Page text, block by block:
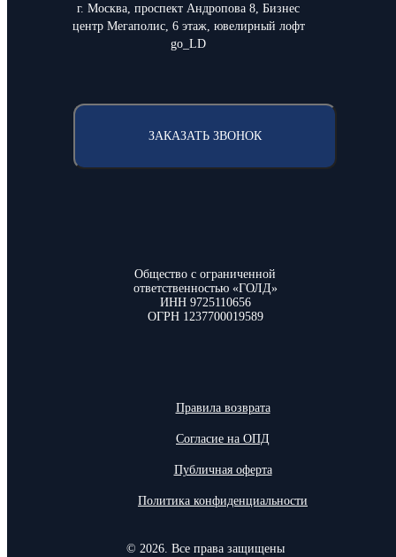
г. Москва, проспект Андропова 8, Бизнес
центр Мегаполис, 6 этаж, ювелирный лофт
go_LD
ЗАКАЗАТЬ ЗВОНОК
Общество с ограниченной
ответственностью «ГОЛД»
ИНН 9725110656
ОГРН 1237700019589
Правила возврата
Согласие на ОПД
Публичная оферта
Политика конфиденциальности
© 2026. Все права защищены